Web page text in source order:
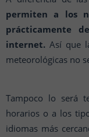
permiten a los
prácticamente
internet. Así que
meteorológicas no
Tampoco lo será
horarios o a los
idiomas más